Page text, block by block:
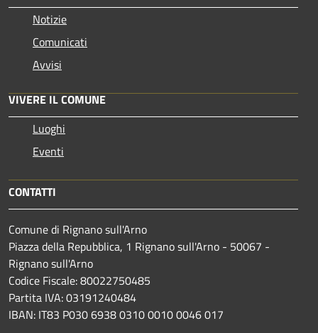
Notizie
Comunicati
Avvisi
VIVERE IL COMUNE
Luoghi
Eventi
CONTATTI
Comune di Rignano sull'Arno
Piazza della Repubblica, 1 Rignano sull'Arno - 50067 -
Rignano sull'Arno
Codice Fiscale: 80022750485
Partita IVA: 03191240484
IBAN: IT83 P030 6938 0310 0010 0046 017